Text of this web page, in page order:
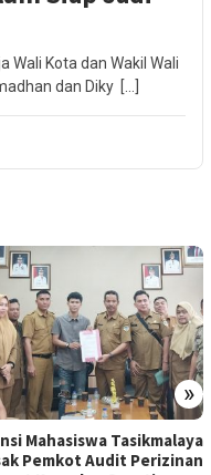
Wali Kota dan Wakil Wali
dan Diky […]
»
Mahasiswa Tasikmalaya
Pemkot Audit Perizinan